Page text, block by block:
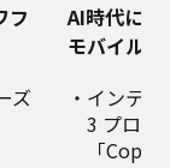
フ
ズ
AI時代に適
モバイル
・インテル
3 プロセ
「